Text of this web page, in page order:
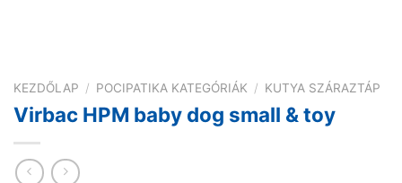
KEZDŐLAP / POCIPATIKA KATEGÓRIÁK / KUTYA SZÁRAZTÁP
Virbac HPM baby dog small & toy